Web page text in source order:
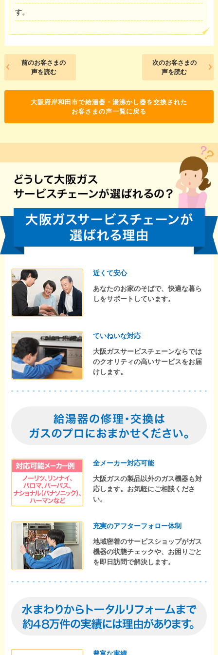
す。
前のお客さまの
声を読む
次のお客さまの
声を読む
大阪府岸和田市で給湯器・湯沸かし器を交換された
お客さまの声一覧に戻る
近くて安心
あなたのお家のそばで、快適な暮ら
しをサポートしています。
ていねいな対応
大阪ガスサービスチェーンならでは
のクオリティの高いサービスをお届
けします。
全メーカー対応可能
大阪ガスの製品以外のガス機器も対
応します。お気軽にご相談くださ
い。
充実のアフターフォロー体制
地域密着のサービスショップがガス
機器の状態チェックや、お困りごと
を即日訪問で解決します。
豊富な実績